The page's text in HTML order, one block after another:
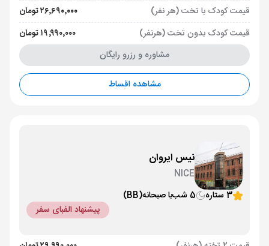
قیمت کودک با تخت (هر نفر)
۲۶٬۶۹۰٬۰۰۰ تومان
قیمت کودک بدون تخت (هرنفر)
۱۹٬۹۹۰٬۰۰۰ تومان
مشاوره و رزرو رایگان
مشاهده اقساط
نیس ایروان
NICE
3 ستاره
5 شب با صبحانه(BB)
پیشنهاد الفبای سفر